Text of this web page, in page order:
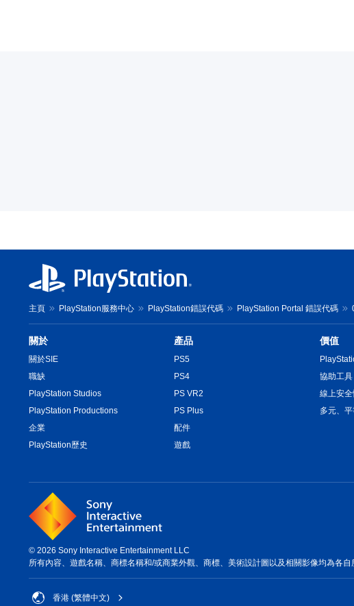
主頁 PlayStation服務中心 PlayStation錯誤代碼 PlayStation Portal 錯誤代碼
關於
關於SIE
職缺
PlayStation Studios
PlayStation Productions
企業
PlayStation歷史
產品
PS5
PS4
PS VR2
PS Plus
配件
遊戲
價值
協助工具
線上安全
多元、
© 2026 Sony Interactive Entertainment LLC
所有內容、遊戲名稱、商標名稱和/或商業外觀、商標、美術設計圖以及相關影像均為各自
香港 (繁體中文)